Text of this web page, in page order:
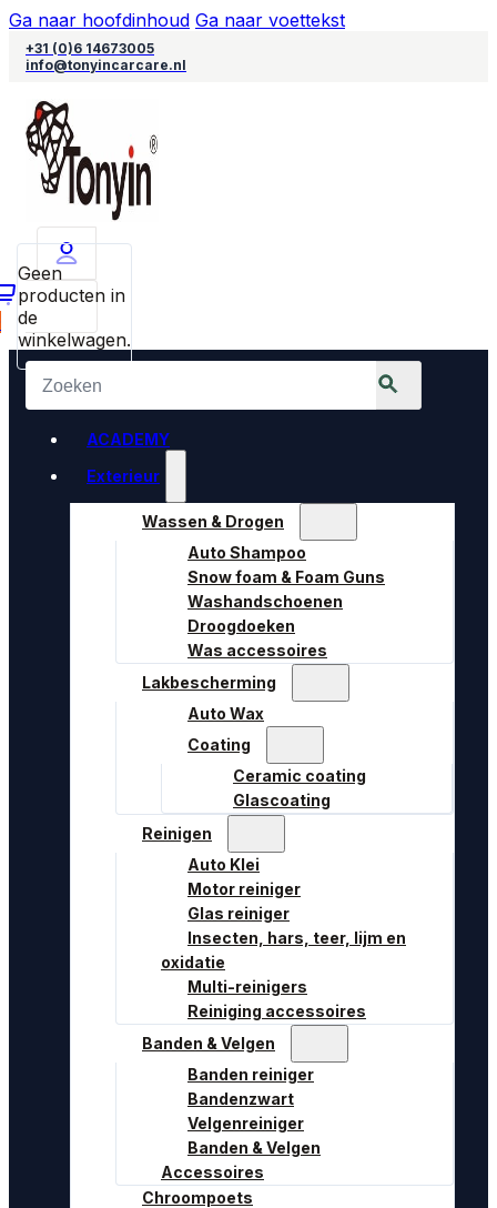
Ga naar hoofdinhoud Ga naar voettekst
+31 (0)6 14673005
info@tonyincarcare.nl
Geen
producten in
de
winkelwagen.
ACADEMY
Exterieur
Wassen & Drogen
Auto Shampoo
Snow foam & Foam Guns
Washandschoenen
Droogdoeken
Was accessoires
Lakbescherming
Auto Wax
Coating
Ceramic coating
Glascoating
Reinigen
Auto Klei
Motor reiniger
Glas reiniger
Insecten, hars, teer, lijm en
oxidatie
Multi-reinigers
Reiniging accessoires
Banden & Velgen
Banden reiniger
Bandenzwart
Velgenreiniger
Banden & Velgen
Accessoires
Chroompoets